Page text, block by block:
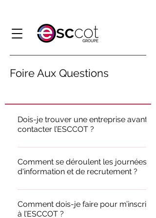
Foire Aux Questions
Dois-je trouver une entreprise avant de
contacter l’ESCCOT ?
Non, pas nécessairement. Vous devez
cependant rester « moteur » dans la
procédure de recherche de l’entreprise.
vous accompagne dans votre démarche
Comment se déroulent les journées
d'information et de recrutement ?
Lors de la journée d’information et de
recrutement, vous passez des tests
psychotechniques durant 1h, suivis d’une
Comment dois-je faire pour m’inscrire
à l’ESCCOT ?